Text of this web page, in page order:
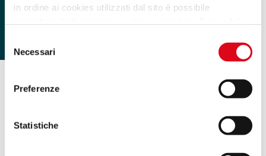
in ordine ai cookies utilizzati dal sito è possibile
mediante il link “rivedi le tue scelte sui cookie” presente
delNecessari
Preferenze
Statistiche